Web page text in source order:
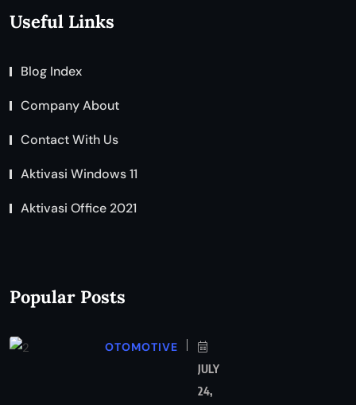
Useful Links
Blog Index
Company About
Contact With Us
Aktivasi Windows 11
Aktivasi Office 2021
Popular Posts
OTOMOTIVE
JULY
24,